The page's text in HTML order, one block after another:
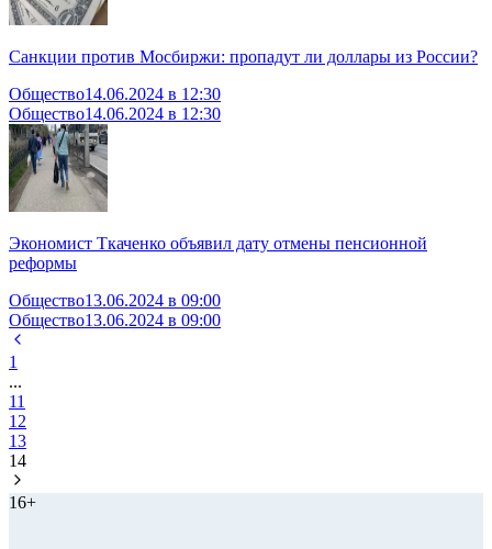
Санкции против Мосбиржи: пропадут ли доллары из России?
Общество14.06.2024 в 12:30
Общество14.06.2024 в 12:30
Экономист Ткаченко объявил дату отмены пенсионной
реформы
Общество13.06.2024 в 09:00
Общество13.06.2024 в 09:00
1
...
11
12
13
14
16+